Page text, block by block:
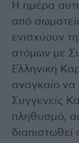
Η ημέρα
από
ενισχύουν
ατόμων με
Ελληνική
αναγκαίο να
Συγγενείς
πληθυσμό,
διαπιστωθεί